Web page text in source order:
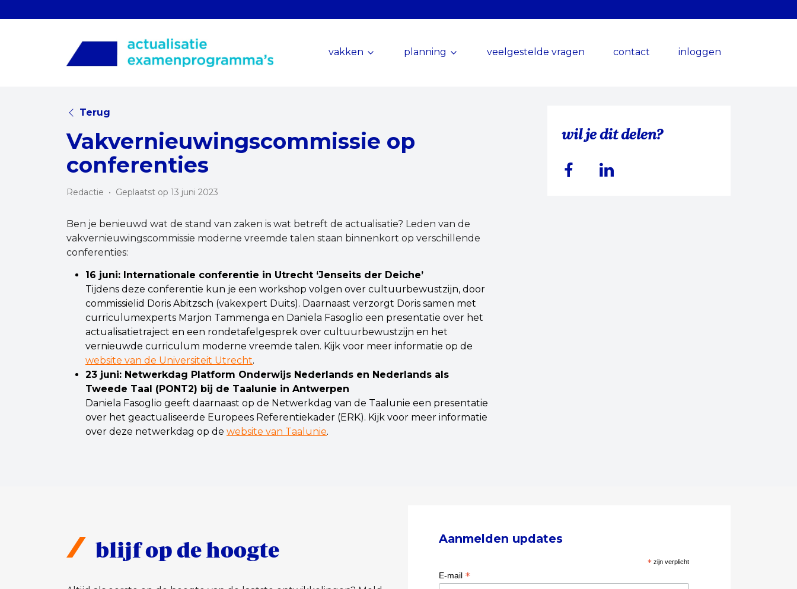
vakken planning veelgestelde vragen contact inloggen
Terug
Vakvernieuwingscommissie op
conferenties
Redactie • Geplaatst op 13 juni 2023
Ben je benieuwd wat de stand van zaken is wat betreft de actualisatie? Leden van de
vakvernieuwingscommissie moderne vreemde talen staan binnenkort op verschillende
conferenties:
16 juni: Internationale conferentie in Utrecht ‘Jenseits der Deiche’
Tijdens deze conferentie kun je een workshop volgen over cultuurbewustzijn, door
commissielid Doris Abitzsch (vakexpert Duits). Daarnaast verzorgt Doris samen met
curriculumexperts Marjon Tammenga en Daniela Fasoglio een presentatie over het
actualisatietraject en een rondetafelgesprek over cultuurbewustzijn en het
vernieuwde curriculum moderne vreemde talen. Kijk voor meer informatie op de
website van de Universiteit Utrecht.
23 juni: Netwerkdag Platform Onderwijs Nederlands en Nederlands als
Tweede Taal (PONT2) bij de Taalunie in Antwerpen
Daniela Fasoglio geeft daarnaast op de Netwerkdag van de Taalunie een presentatie
over het geactualiseerde Europees Referentiekader (ERK). Kijk voor meer informatie
over deze netwerkdag op de website van Taalunie.
wil je dit delen?
blijf op de hoogte Aanmelden updates
* zijn verplicht
E-mail *